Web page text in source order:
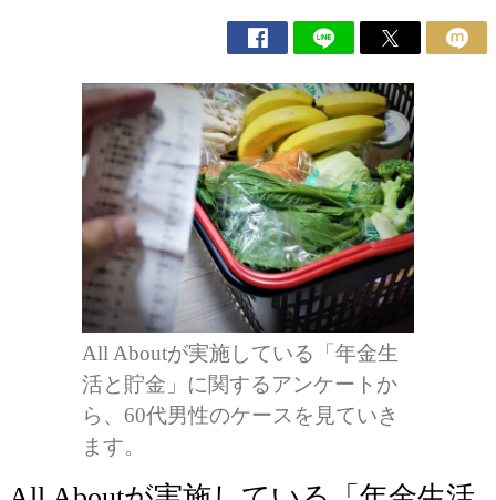
All Aboutが実施している「年金生
活と貯金」に関するアンケートか
ら、60代男性のケースを見ていき
ます。